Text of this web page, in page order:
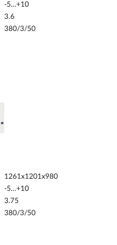
-5...+10
3.6
380/3/50
1261x1201x980
-5...+10
3.75
380/3/50